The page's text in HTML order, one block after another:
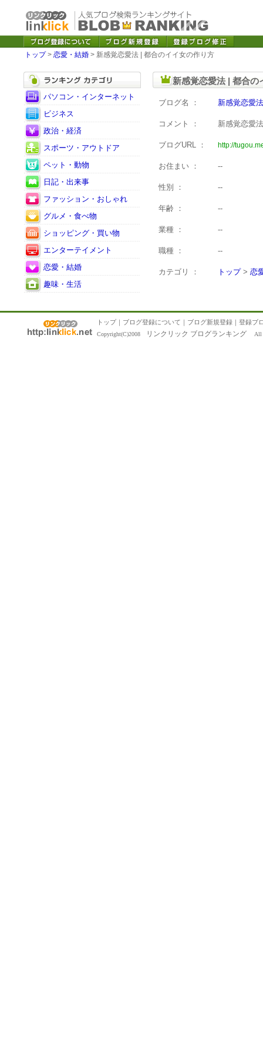
トップ> 恋愛・結婚 > 新感覚恋愛法 | 都合のイイ女の作り方
パソコン・インターネット
ビジネス
政治・経済
スポーツ・アウトドア
ペット・動物
日記・出来事
ファッション・おしゃれ
グルメ・食べ物
ショッピング・買い物
エンターテイメント
恋愛・結婚
趣味・生活
新感覚恋愛法 | 都合
ブログ名 ： 新感覚恋愛
コメント ： 新感覚恋愛
ブログURL ： http://
お住まい ： --
性別 ： --
年齢 ： --
業種 ： --
職種 ： --
カテゴリ ： トップ> 恋
トップ｜ ブログ登録について ｜ ブログ新規登録 ｜ 登録ブ
Copyright(C)2008 リンクリック ブログランキング All